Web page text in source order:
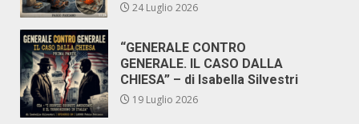
24 Luglio 2026
“GENERALE CONTRO
GENERALE. IL CASO DALLA
CHIESA” – di Isabella Silvestri
19 Luglio 2026